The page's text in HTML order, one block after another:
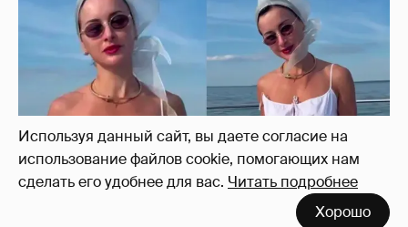
Используя данный сайт, вы даете согласие на
использование файлов cookie, помогающих нам
сделать его удобнее для вас. Читать подробнее
Хорошо
Тина Канделаки записала видео с
отсылкой к сериалу "Белый лотос"
7